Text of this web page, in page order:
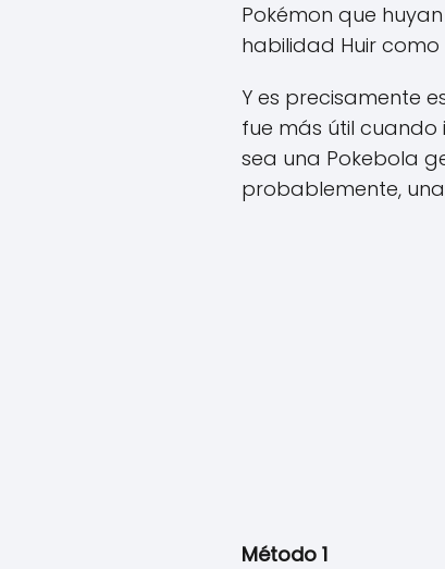
Pokémon que
habilidad Huir
Y es precisamente
fue más útil cuando
sea una Pokebola
probablemente,
Método 1